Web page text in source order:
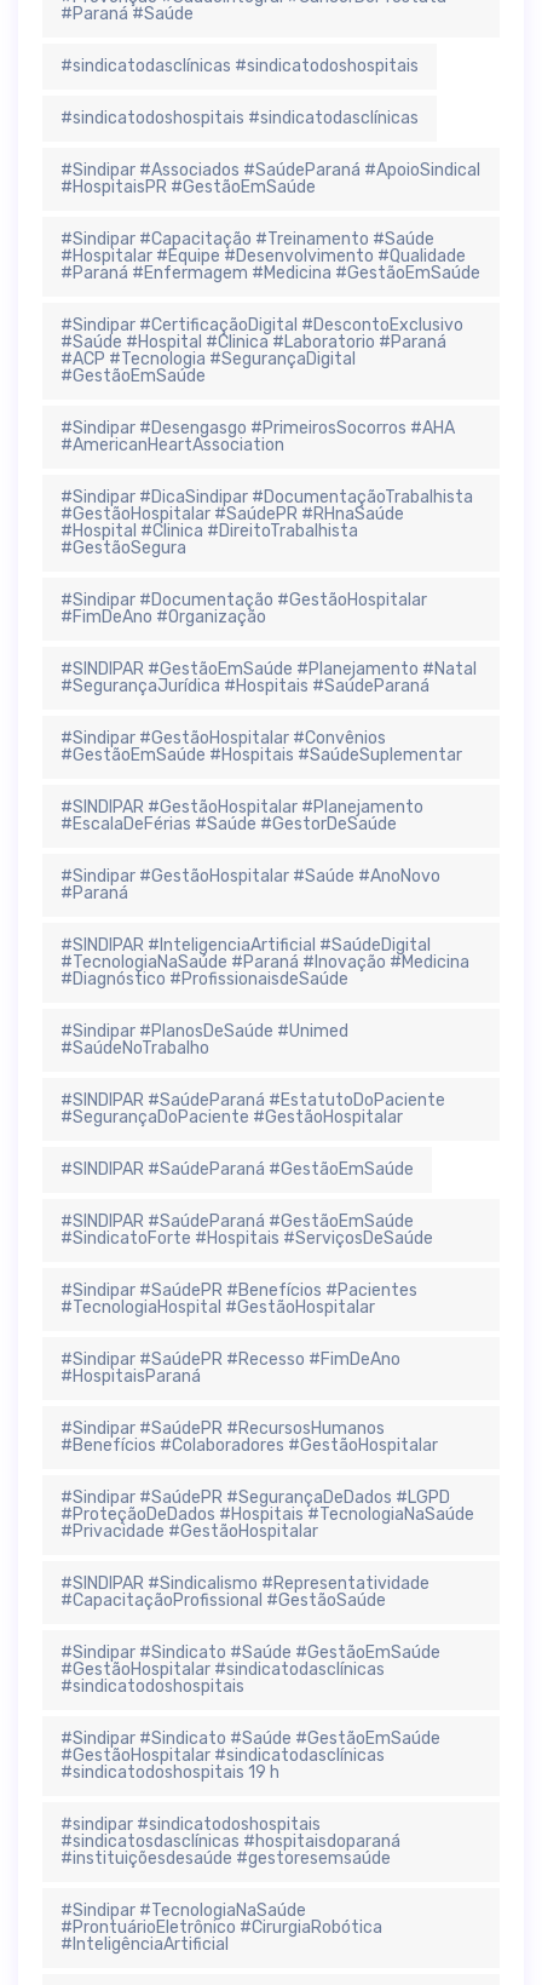
#Paraná #Saúde
#sindicatodasclínicas #sindicatodoshospitais
#sindicatodoshospitais #sindicatodasclínicas
#Sindipar #Associados #SaúdeParaná #ApoioSindical
#HospitaisPR #GestãoEmSaúde
#Sindipar #Capacitação #Treinamento #Saúde
#Hospitalar #Equipe #Desenvolvimento #Qualidade
#Paraná #Enfermagem #Medicina #GestãoEmSaúde
#Sindipar #CertificaçãoDigital #DescontoExclusivo
#Saúde #Hospital #Clinica #Laboratorio #Paraná
#ACP #Tecnologia #SegurançaDigital
#GestãoEmSaúde
#Sindipar #Desengasgo #PrimeirosSocorros #AHA
#AmericanHeartAssociation
#Sindipar #DicaSindipar #DocumentaçãoTrabalhista
#GestãoHospitalar #SaúdePR #RHnaSaúde
#Hospital #Clinica #DireitoTrabalhista
#GestãoSegura
#Sindipar #Documentação #GestãoHospitalar
#FimDeAno #Organização
#SINDIPAR #GestãoEmSaúde #Planejamento #Natal
#SegurançaJurídica #Hospitais #SaúdeParaná
#Sindipar #GestãoHospitalar #Convênios
#GestãoEmSaúde #Hospitais #SaúdeSuplementar
#SINDIPAR #GestãoHospitalar #Planejamento
#EscalaDeFérias #Saúde #GestorDeSaúde
#Sindipar #GestãoHospitalar #Saúde #AnoNovo
#Paraná
#SINDIPAR #InteligenciaArtificial #SaúdeDigital
#TecnologiaNaSaúde #Paraná #Inovação #Medicina
#Diagnóstico #ProfissionaisdeSaúde
#Sindipar #PlanosDeSaúde #Unimed
#SaúdeNoTrabalho
#SINDIPAR #SaúdeParaná #EstatutoDoPaciente
#SegurançaDoPaciente #GestãoHospitalar
#SINDIPAR #SaúdeParaná #GestãoEmSaúde
#SINDIPAR #SaúdeParaná #GestãoEmSaúde
#SindicatoForte #Hospitais #ServiçosDeSaúde
#Sindipar #SaúdePR #Benefícios #Pacientes
#TecnologiaHospital #GestãoHospitalar
#Sindipar #SaúdePR #Recesso #FimDeAno
#HospitaisParaná
#Sindipar #SaúdePR #RecursosHumanos
#Benefícios #Colaboradores #GestãoHospitalar
#Sindipar #SaúdePR #SegurançaDeDados #LGPD
#ProteçãoDeDados #Hospitais #TecnologiaNaSaúde
#Privacidade #GestãoHospitalar
#SINDIPAR #Sindicalismo #Representatividade
#CapacitaçãoProfissional #GestãoSaúde
#Sindipar #Sindicato #Saúde #GestãoEmSaúde
#GestãoHospitalar #sindicatodasclínicas
#sindicatodoshospitais
#Sindipar #Sindicato #Saúde #GestãoEmSaúde
#GestãoHospitalar #sindicatodasclínicas
#sindicatodoshospitais 19 h
#sindipar #sindicatodoshospitais
#sindicatosdasclínicas #hospitaisdoparaná
#instituiçõesdesaúde #gestoresemsaúde
#Sindipar #TecnologiaNaSaúde
#ProntuárioEletrônico #CirurgiaRobótica
#InteligênciaArtificial